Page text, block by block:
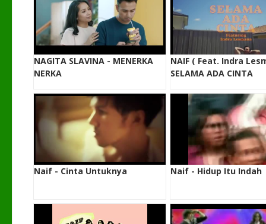
NAGITA SLAVINA - MENERKA
NERKA
NAIF ( Feat. Indra
SELAMA ADA CINTA
Naif - Cinta Untuknya Naif - Hidup Itu Indah